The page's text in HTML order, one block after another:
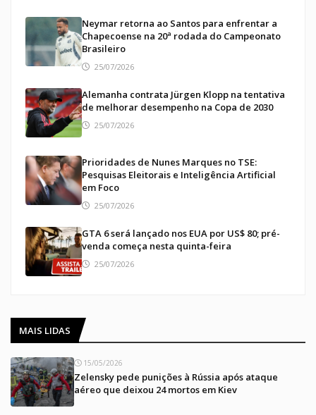
Neymar retorna ao Santos para enfrentar a
Chapecoense na 20ª rodada do Campeonato
Brasileiro
25/07/2026
Alemanha contrata Jürgen Klopp na tentativa
de melhorar desempenho na Copa de 2030
25/07/2026
Prioridades de Nunes Marques no TSE:
Pesquisas Eleitorais e Inteligência Artificial
em Foco
25/07/2026
GTA 6 será lançado nos EUA por US$ 80; pré-
venda começa nesta quinta-feira
25/07/2026
MAIS LIDAS
15/05/2026
Zelensky pede punições à Rússia após ataque
aéreo que deixou 24 mortos em Kiev